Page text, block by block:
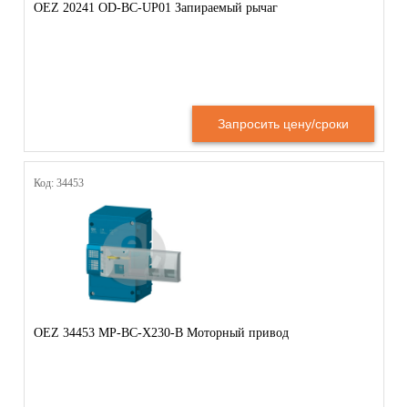
OEZ 20241 OD-BC-UP01 Запираемый рычаг
Запросить цену/сроки
Код: 34453
OEZ 34453 MP-BC-X230-B Моторный привод